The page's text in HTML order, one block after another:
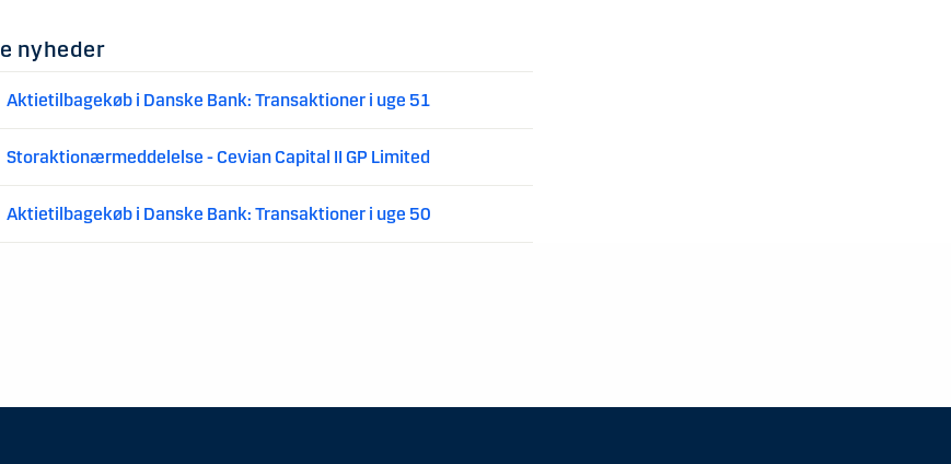
nyheder
Aktietilbagekøb i Danske Bank: Transaktioner i uge 51
Storaktionærmeddelelse - Cevian Capital II GP Limited
Aktietilbagekøb i Danske Bank: Transaktioner i uge 50